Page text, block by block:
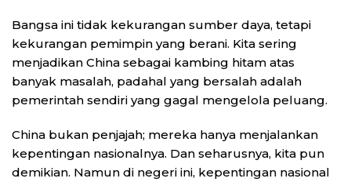
Bangsa ini tidak kekurangan sumber daya, tetapi
kekurangan pemimpin yang berani. Kita sering
menjadikan China sebagai kambing hitam atas
banyak masalah, padahal yang bersalah adalah
pemerintah sendiri yang gagal mengelola peluang.
China bukan penjajah; mereka hanya menjalankan
kepentingan nasionalnya. Dan seharusnya, kita pun
demikian. Namun di negeri ini, kepentingan nasional